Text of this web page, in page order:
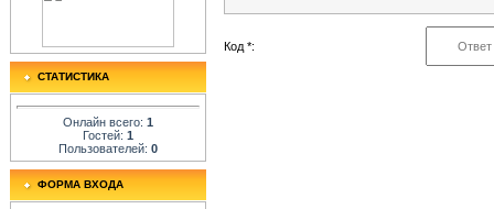
СТАТИСТИКА
Онлайн всего: 1
Гостей: 1
Пользователей: 0
ФОРМА ВХОДА
Код *: